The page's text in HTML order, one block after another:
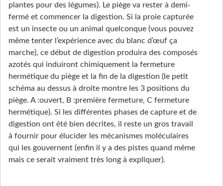
plantes pour des légumes). Le piège va rester à demi-
fermé et commencer la digestion. Si la proie capturée
est un insecte ou un animal quelconque (vous pouvez
même tenter l’expérience avec du blanc d’œuf ça
marche), ce début de digestion produira des composés
azotés qui induiront chimiquement la fermeture
hermétique du piège et la fin de la digestion (le petit
schéma au dessus à droite montre les 3 positions du
piège. A :ouvert, B :première fermeture, C fermeture
hermétique). Si les différentes phases de capture et de
digestion ont été bien décrites, il reste un gros travail
à fournir pour élucider les mécanismes moléculaires
qui les gouvernent (enfin il y a des pistes quand même
mais ce serait vraiment très long à expliquer).